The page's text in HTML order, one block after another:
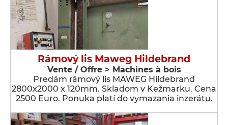
Rámový lis Maweg Hildebrand
Vente / Offre > Machines à bois
Predám rámový lis MAWEG Hildebrand
2800x2000 x 120mm. Skladom v Kežmarku. Cena
2500 Euro. Ponuka platí do vymazania inzerátu.